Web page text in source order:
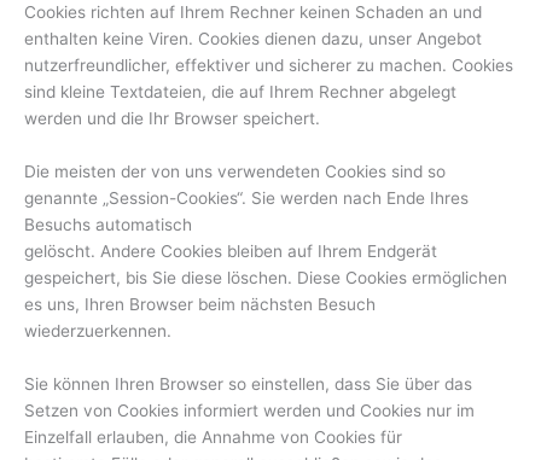
Cookies richten auf Ihrem Rechner keinen Schaden an und
enthalten keine Viren. Cookies dienen dazu, unser Angebot
nutzerfreundlicher, effektiver und sicherer zu machen. Cookies
sind kleine Textdateien, die auf Ihrem Rechner abgelegt
werden und die Ihr Browser speichert.
Die meisten der von uns verwendeten Cookies sind so
genannte „Session-Cookies“. Sie werden nach Ende Ihres
Besuchs automatisch
gelöscht. Andere Cookies bleiben auf Ihrem Endgerät
gespeichert, bis Sie diese löschen. Diese Cookies ermöglichen
es uns, Ihren Browser beim nächsten Besuch
wiederzuerkennen.
Sie können Ihren Browser so einstellen, dass Sie über das
Setzen von Cookies informiert werden und Cookies nur im
Einzelfall erlauben, die Annahme von Cookies für